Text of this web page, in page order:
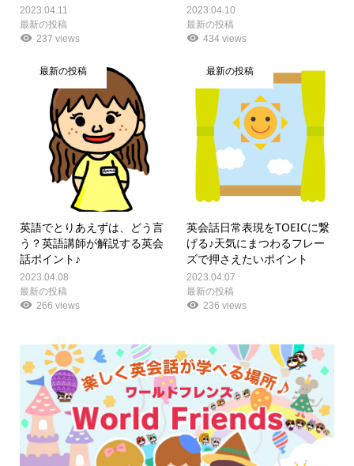
2023.04.11
最新の投稿
237 views
2023.04.10
最新の投稿
434 views
最新の投稿
英語でとりあえずは、どう言
う？英語講師が解説する英会
話ポイント♪
2023.04.08
最新の投稿
266 views
最新の投稿
英会話日常表現をTOEICに繋
げる♪天気にまつわるフレー
ズで押さえたいポイント
2023.04.07
最新の投稿
236 views